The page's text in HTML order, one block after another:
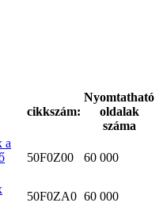
cikkszám:
Nyomtatható
oldalak
száma
a
50F0Z00 60 000
50F0ZA0 60 000